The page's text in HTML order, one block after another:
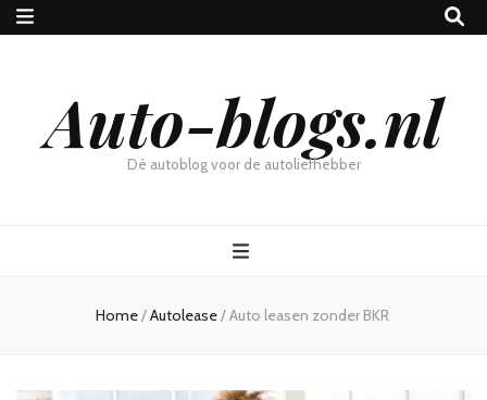
Auto-blogs.nl
Dé autoblog voor de autoliefhebber
Home/Autolease/Auto leasen zonder BKR